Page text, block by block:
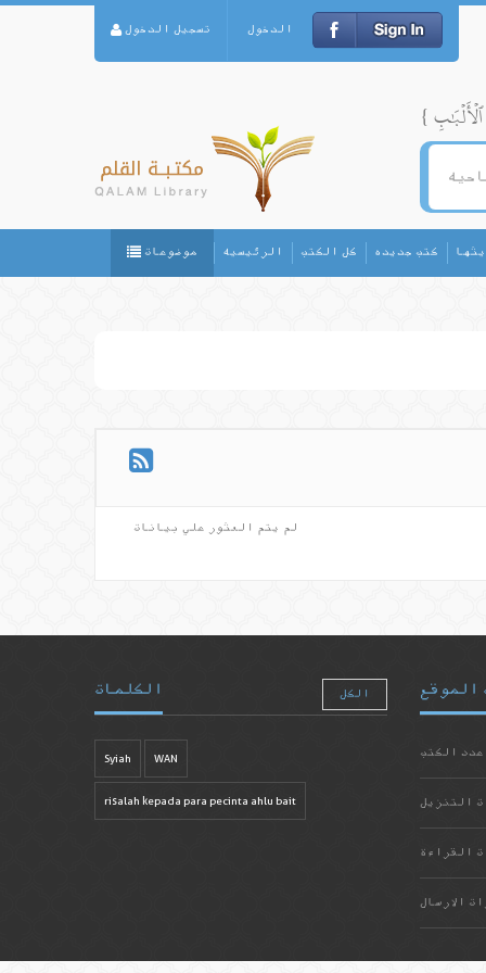
تسجيل الدخول الدخول
موضوعات الرئيسيه كل الكتب كتب جديده
لم يتم العثور علي بيانات
الكلمات الكل
Syiah WAN
risalah kepada para pecinta ahlu bait
الموقع
عدد الكتب
التنزيل
القراءة
الارسال